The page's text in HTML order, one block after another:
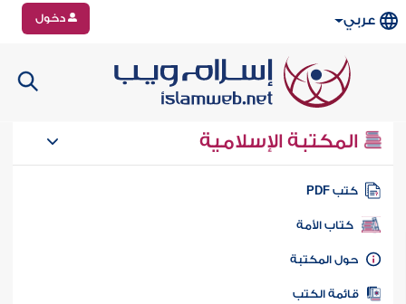
عربي دخول
المكتبة الإسلامية
كتب PDF
كتاب الأمة
المكتبة